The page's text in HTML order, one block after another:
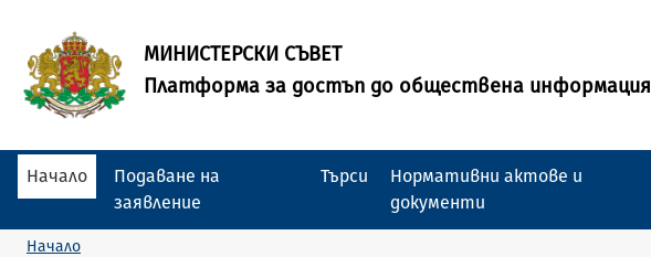
МИНИСТЕРСКИ СЪВЕТ
Платформа за достъп до обществена информация
Начало
Подаване на
заявление
Търси
Нормативни актове и
документи
Начало